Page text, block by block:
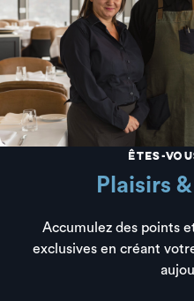
Êtes-
Plaisirs
Accumulez des points
exclusives en créant